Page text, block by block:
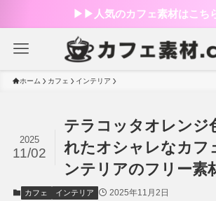
▶︎▶︎人気のカフェ素材はこ
ホーム カフェ インテリア
テラコッタオレンジ
れたオシャレなカフ
ンテリアのフリー素
2025
11/02
カフェ インテリア 2025年11月2日